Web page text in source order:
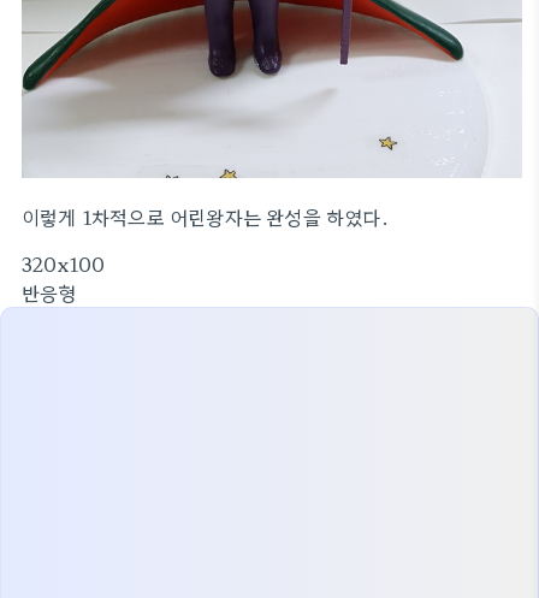
이렇게 1차적으로 어린왕자는 완성을 하였다.
320x100
반응형